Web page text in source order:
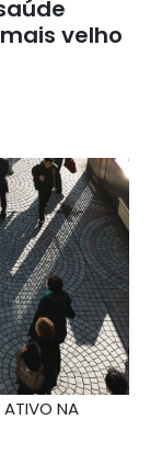
velho
ATIVO NA